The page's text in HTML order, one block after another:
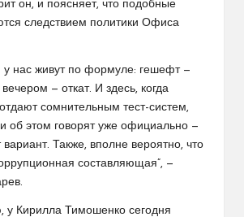
он, и поясняет, что подобные
следствием политики Офиса
у нас живут по формуле: гешефт —
— откат. И здесь, когда
сомнительным тест-систем,
об этом говорят уже официально —
вариант. Также, вполне вероятно, что
составляющая”, —
у Кирилла Тимошенко сегодня